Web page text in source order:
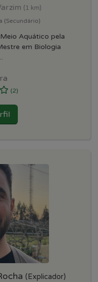
(1 km)
(Secundário)
Aquático pela
em Biologia
(2)
(Explicador)